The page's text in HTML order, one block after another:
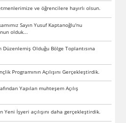
ve öğrencilere hayırlı olsun.
Sayın Yusuf Kaptanoğlu'nu
olduk...
Düzenlemiş Olduğu Bölge Toplantısına
Programının Açılışını Gerçekleştirdik.
Yapılan muhteşem Açılış
İşyeri açılışını daha gerçekleştirdik.